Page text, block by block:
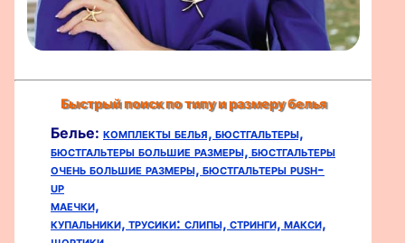
Быстрый поиск по типу и размеру белья
Белье: комплекты белья, бюстгальтеры,
бюстгальтеры большие размеры, бюстгальтеры
очень большие размеры, бюстгальтеры push-
up
маечки,
купальники, трусики: слипы, стринги, макси,